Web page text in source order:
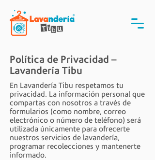
Política de Privacidad –
Lavandería Tibu
En Lavandería Tibu respetamos tu
privacidad. La información personal que
compartas con nosotros a través de
formularios (como nombre, correo
electrónico o número de teléfono) será
utilizada únicamente para ofrecerte
nuestros servicios de lavandería,
programar recolecciones y mantenerte
informado.